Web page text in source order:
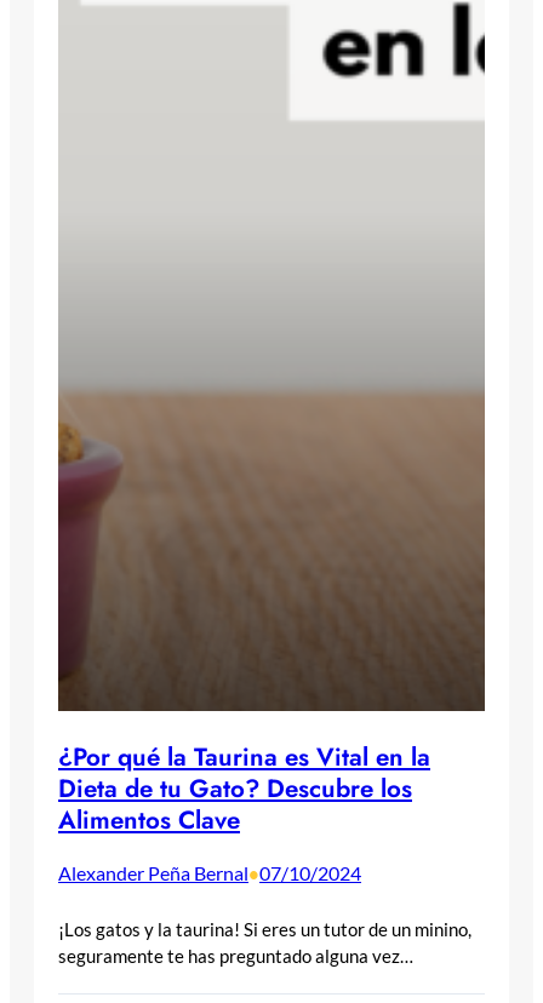
¿Por qué la Taurina es Vital en la
Dieta de tu Gato? Descubre los
Alimentos Clave
Alexander Peña Bernal•07/10/2024
¡Los gatos y la taurina! Si eres un tutor de un minino,
seguramente te has preguntado alguna vez…